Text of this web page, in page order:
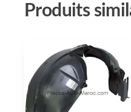
Produits